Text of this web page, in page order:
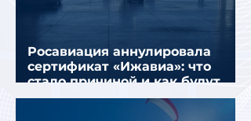
Росавиация аннулировала
сертификат «Ижавиа»: что
стало причиной и как будут
перевозить пассажиров